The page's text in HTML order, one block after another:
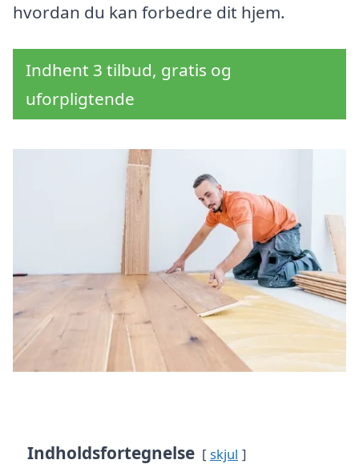
hvordan du kan forbedre dit hjem.
Indhent 3 tilbud, gratis og
uforpligtende
Indholdsfortegnelse skjul